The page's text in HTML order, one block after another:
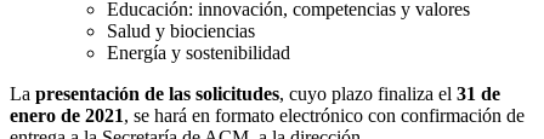
Educación: innovación, competencias y valores
Salud y biociencias
Energía y sostenibilidad
La presentación de las solicitudes, cuyo plazo finaliza el 31 de
enero de 2021, se hará en formato electrónico con confirmación de